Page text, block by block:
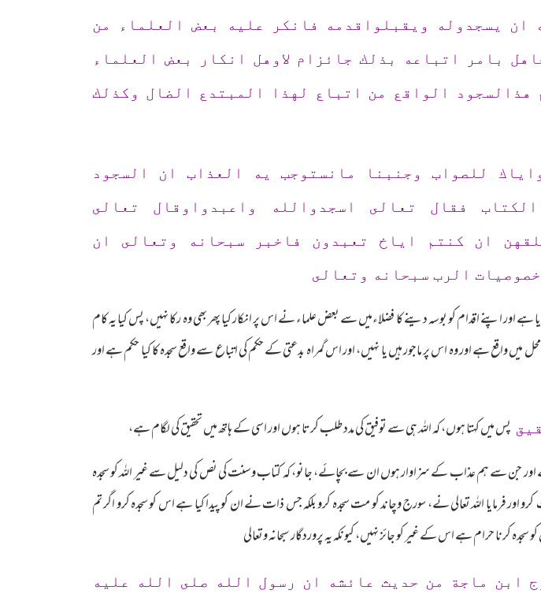
يسجدوله ويقبلواقدمه فانكر عليه بعض العلماء من
بامر اتباعه بذلك جائزام لاوهل انكار بعض العلماء
هذالسجود الواقع من اتباع لهذا المبتدع الضال وكذلك
للصواب وجنبنا مانستوجب يه العذاب ان السجود
فقال تعالى اسجدوالله واعبدواوقال تعالى
ان كنتم اياخ تعبدون فاخبر سبحانه وتعالى ان
خصوصيات الرب سبحانه وتعالى
اپنے اقدام کو بوسہ دینے کا فضلاءمیں سے بعض علماء نے اس پر انکار کیا پھر بھی وہ رکا نہیں، پس کیا یہ کام
واقع ہے اور وہ اس پر ماجور ہیں یا نہیں، اور اس گمراہ بدعتی کے حکم کی اتباع سے واقع سجدہ کا کیا حکم ہے اور
پس میں کہتا ہوں، کہ اللہ ہی سے توفیق کی مدد طلب کرتا ہوں اور اسی کے ہاتھ میں تحقیق کی لگام ہے،
اور جن سے ہم عذاب کے سزاوار ہوں ان سے بچائے، جانو، کہ کتاب وسنت کی نص کی دلیل سے غیر اللہ کو سجدہ
اور فرمایا اللہ تعالی نے، سورج وچاند کو مت سجدہ کرو بلکہ جس ذات نے ان کو پیدا کیا ہے اس کو سجدہ کرو اگر تم
حرام ہے اس کے غیر کو جائز نہیں، کیونکہ یہ پروردگار سبحانہ وتعالی
ابن ماجة من حديث عائشه ان رسول الله صلى الله عليه